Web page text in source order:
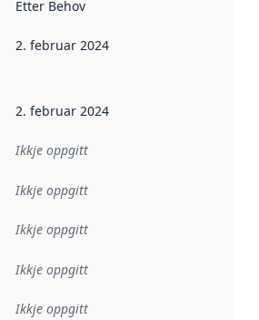
:
Etter Behov
2. februar 2024
2. februar 2024
Ikkje oppgitt
Ikkje oppgitt
Ikkje oppgitt
Ikkje oppgitt
Ikkje oppgitt